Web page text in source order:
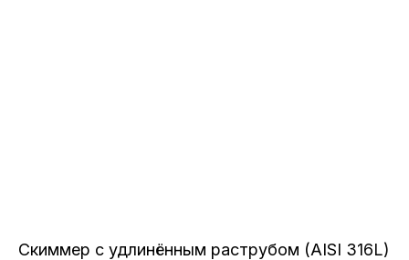
Скиммер с удлинённым раструбом (AISI 316L)